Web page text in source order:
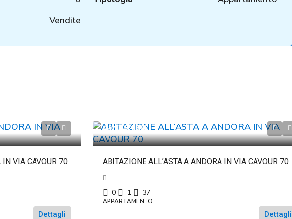
Vendite
IN VIA CAVOUR 70
Dettagli
da€69.060
ABITAZIONE ALL’ASTA A ANDORA IN VIA CAVOUR 70
0 1 37
APPARTAMENTO
Dettagli